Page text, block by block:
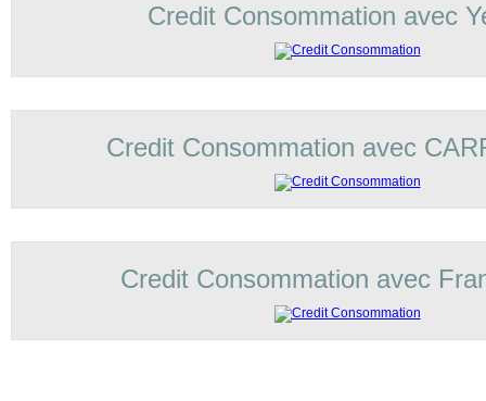
Credit Consommation avec
Credit Consommation avec
Credit Consommation avec